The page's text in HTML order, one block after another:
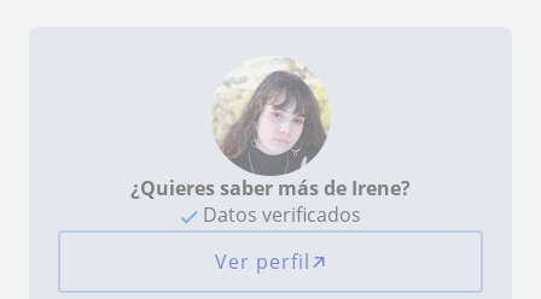
¿Quieres saber más de Irene?
Datos verificados
Ver perfil